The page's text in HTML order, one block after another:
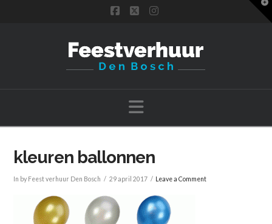
Navigation
kleuren ballonnen
In by Feest verhuur Den Bosch 29 april 2017 Leave a Comment